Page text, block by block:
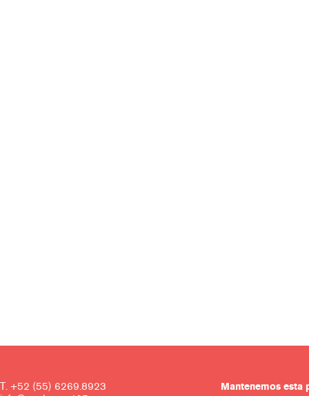
T. +52 (55) 6269.8923
Mantenemos